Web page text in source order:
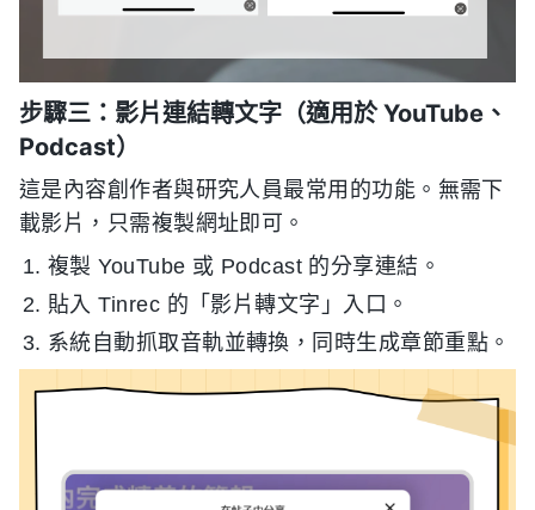
步驟三：影片連結轉文字（適用於 YouTube、
Podcast）
這是內容創作者與研究人員最常用的功能。無需下
載影片，只需複製網址即可。
複製 YouTube 或 Podcast 的分享連結。
貼入 Tinrec 的「影片轉文字」入口。
系統自動抓取音軌並轉換，同時生成章節重點。